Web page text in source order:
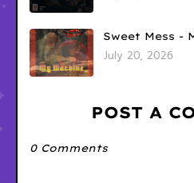
Sweet Mess -
July 20, 2026
POST A
0 Comments